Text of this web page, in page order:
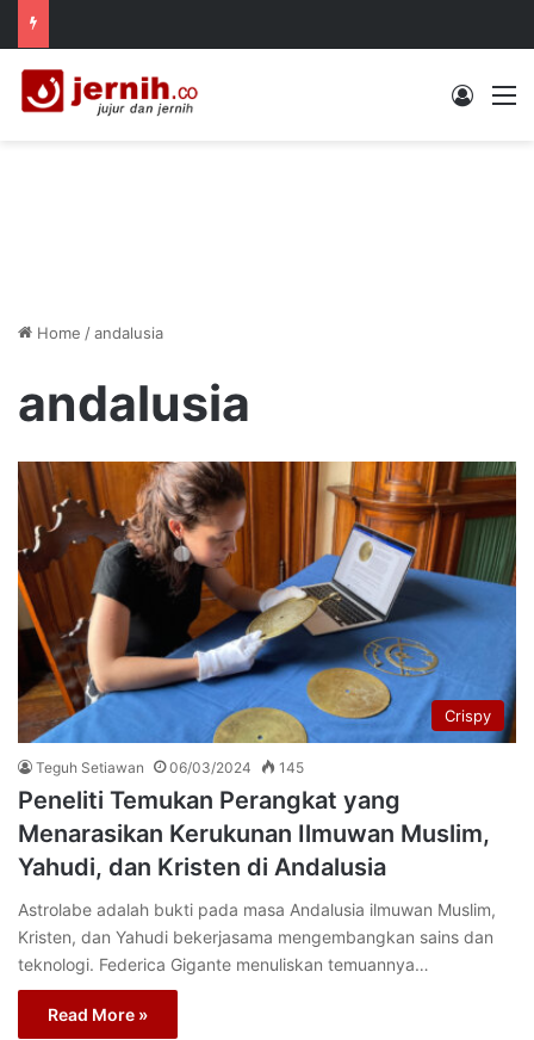
Log In
Home /andalusia
andalusia
Crispy
Teguh Setiawan 06/03/2024 145
Peneliti Temukan Perangkat yang
Menarasikan Kerukunan Ilmuwan Muslim,
Yahudi, dan Kristen di Andalusia
Astrolabe adalah bukti pada masa Andalusia ilmuwan Muslim,
Kristen, dan Yahudi bekerjasama mengembangkan sains dan
teknologi. Federica Gigante menuliskan temuannya…
Read More »